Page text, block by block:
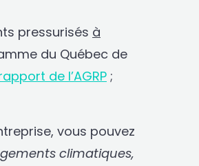
pressurisés à
du Québec de
de l’AGRP;
vous pouvez
climatiques,